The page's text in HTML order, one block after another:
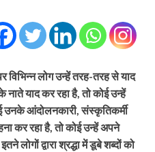
विभिन्न लोग उन्हें तरह-तरह से याद
याद कर रहा है, तो कोई उन्हें
उनके आंदोलनकारी, संस्कृतिकर्मी
कर रहा है, तो कोई उन्हें अपने
लोगों द्वारा श्रद्धा में डूबे शब्दों को